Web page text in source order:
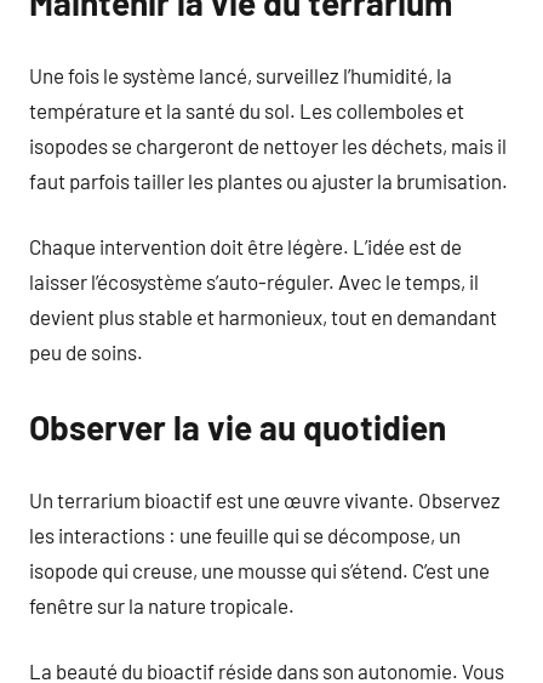
Une fois le système lancé, surveillez l’humidité, la
température et la santé du sol. Les collemboles et
isopodes se chargeront de nettoyer les déchets, mais il
faut parfois tailler les plantes ou ajuster la brumisation.
Chaque intervention doit être légère. L’idée est de
laisser l’écosystème s’auto-réguler. Avec le temps, il
devient plus stable et harmonieux, tout en demandant
peu de soins.
Observer la vie au quotidien
Un terrarium bioactif est une œuvre vivante. Observez
les interactions : une feuille qui se décompose, un
isopode qui creuse, une mousse qui s’étend. C’est une
fenêtre sur la nature tropicale.
La beauté du bioactif réside dans son autonomie. Vous